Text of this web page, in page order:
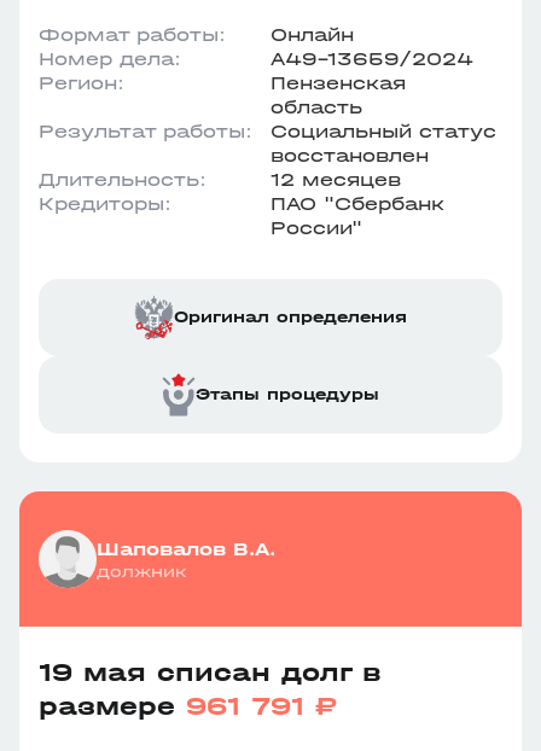
Формат работы:
Онлайн
Номер дела:
А49-13659/2024
Регион:
Пензенская
область
Результат работы:
Социальный статус
восстановлен
Длительность:
12 месяцев
Кредиторы:
ПАО "Сбербанк
России"
Оригинал определения
Этапы процедуры
Шаповалов В.А.
должник
19 мая списан долг в
размере 961 791 ₽